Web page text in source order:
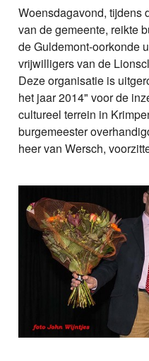
Woensdagavond, tijdens
van de gemeente, reikte
de Guldemont-oorkonde
vrijwilligers van de
Deze organisatie is
het jaar 2014" voor de
cultureel terrein in
burgemeester
heer van Wersch,